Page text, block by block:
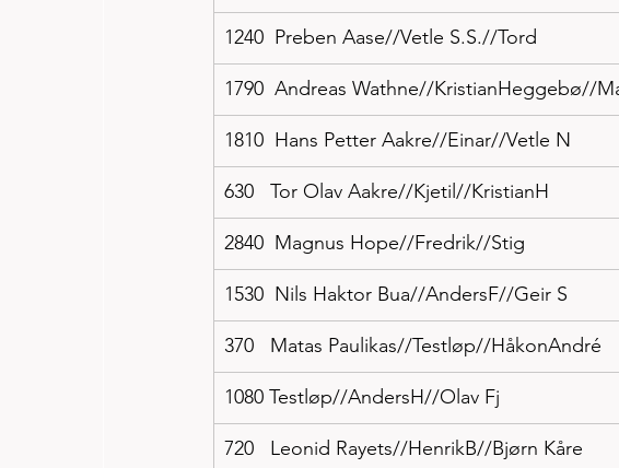
1240  Preben Aase//Vetle S.S.//Tord
1790  Andreas Wathne//KristianHeggebø//
1810  Hans Petter Aakre//Einar//Vetle N
630   Tor Olav Aakre//Kjetil//KristianH
2840  Magnus Hope//Fredrik//Stig
1530  Nils Haktor Bua//AndersF//Geir S
370   Matas Paulikas//Testløp//HåkonAndré
1080 Testløp//AndersH//Olav Fj
720   Leonid Rayets//HenrikB//Bjørn Kåre